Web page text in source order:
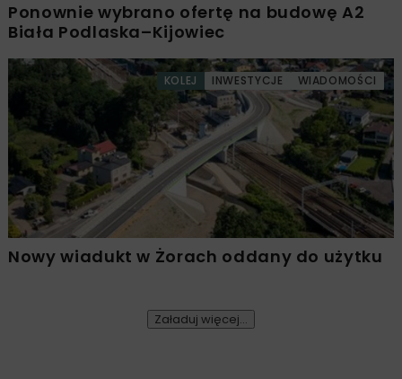
Ponownie wybrano ofertę na budowę A2
Biała Podlaska–Kijowiec
KOLEJ INWESTYCJE WIADOMOŚCI
Nowy wiadukt w Żorach oddany do użytku
Załaduj więcej...